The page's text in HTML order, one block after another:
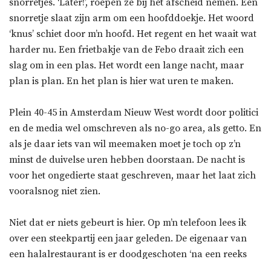
snorretje slaat zijn arm om een hoofddoekje. Het woord
‘knus’ schiet door m’n hoofd. Het regent en het waait wat
harder nu. Een frietbakje van de Febo draait zich een
slag om in een plas. Het wordt een lange nacht, maar
plan is plan. En het plan is hier wat uren te maken.
Plein 40-45 in Amsterdam Nieuw West wordt door politici
en de media wel omschreven als no-go area, als getto. En
als je daar iets van wil meemaken moet je toch op z’n
minst de duivelse uren hebben doorstaan. De nacht is
voor het ongedierte staat geschreven, maar het laat zich
vooralsnog niet zien.
Niet dat er niets gebeurt is hier. Op m’n telefoon lees ik
over een steekpartij een jaar geleden. De eigenaar van
een halalrestaurant is er doodgeschoten ‘na een reeks